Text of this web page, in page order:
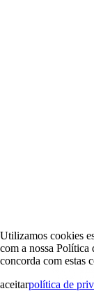
Utilizamos cookies
com a nossa Política
concorda com estas
aceitarpolítica de